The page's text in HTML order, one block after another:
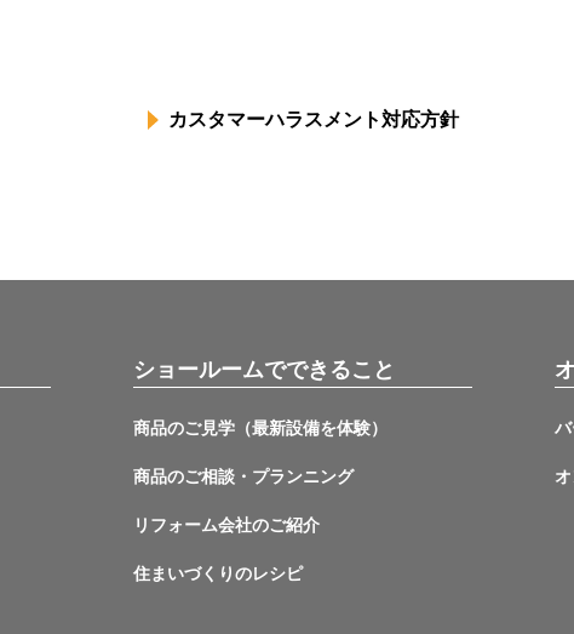
カスタマーハラスメント対応方針
ショールームでできること
商品のご見学（最新設備を体験）
商品のご相談・プランニング
リフォーム会社のご紹介
住まいづくりのレシピ